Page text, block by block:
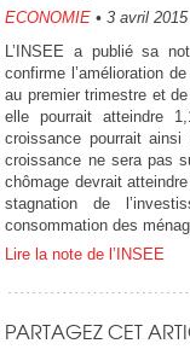
ECONOMIE • 3 avril 2015
L’INSEE a publié sa
confirme l’amélioration
au premier trimestre et
elle pourrait atteindre
croissance pourrait
croissance ne sera pas
chômage devrait
stagnation de
consommation des
Lire la note de l’INSEE
PARTAGEZ CET